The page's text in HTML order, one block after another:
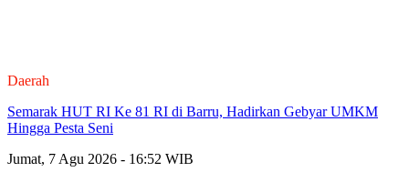
Daerah
Semarak HUT RI Ke 81 RI di Barru, Hadirkan Gebyar UMKM
Hingga Pesta Seni
Jumat, 7 Agu 2026 - 16:52 WIB